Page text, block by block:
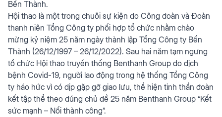
Bến Thành.
Hội thao là một trong chuỗi sự kiện do Công đoàn và Đoàn
thanh niên Tổng Công ty phối hợp tổ chức nhằm chào
mừng kỷ niệm 25 năm ngày thành lập Tổng Công ty Bến
Thành (26/12/1997 – 26/12/2022). Sau hai năm tạm ngưng
tổ chức Hội thao truyền thống Benthanh Group do dịch
bệnh Covid-19, người lao động trong hệ thống Tổng Công
ty háo hức vì có dịp gặp gỡ giao lưu, thể hiện tinh thần đoàn
kết tập thể theo đúng chủ đề 25 năm Benthanh Group “Kết
sức mạnh – Nối thành công”.